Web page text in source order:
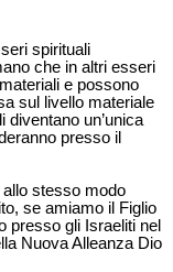
spirituali
che in altri esseri
e possono
sul livello materiale
diventano un’unica
presso il
stesso modo
se amiamo il Figlio
presso gli Israeliti nel
Nuova Alleanza Dio